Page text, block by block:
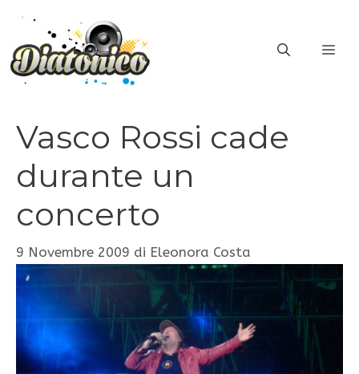
contenuto
Vasco Rossi cade
durante un
concerto
9 Novembre 2009 di Eleonora Costa